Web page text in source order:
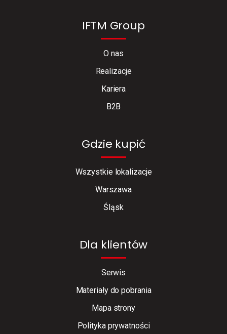
IFTM Group
O nas
Realizacje
Kariera
B2B
Gdzie kupić
Wszystkie lokalizacje
Warszawa
Śląsk
Dla klientów
Serwis
Materiały do pobrania
Mapa strony
Polityka prywatności